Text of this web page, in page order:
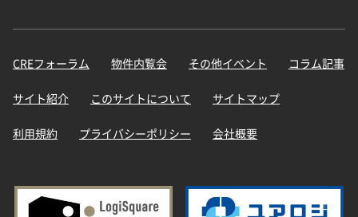
CREフォーラム 物件内覧会 その他イベント コラム記事
サイト紹介 このサイトについて サイトマップ
利用規約 プライバシーポリシー 会社概要